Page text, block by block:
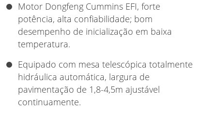
Motor Dongfeng Cummins EFI, forte
potência, alta confiabilidade; bom
desempenho de inicialização em baixa
temperatura.
Equipado com mesa telescópica totalmente
hidráulica automática, largura de
pavimentação de 1,8-4,5m ajustável
continuamente.